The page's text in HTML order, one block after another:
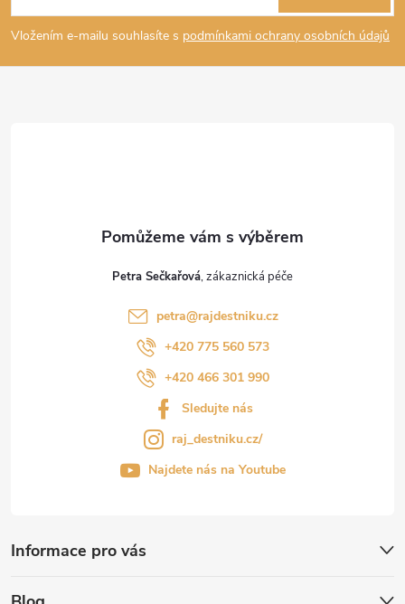
p
a
Vložením e-mailu souhlasíte s podmínkami ochrany osobních údajů
Informace pro vás
Petra Sečkařová
petra@rajdestniku.cz
+420 775 560 573
+420 466 301 990
Sledujte nás
raj_destniku.cz/
Najdete nás na Youtube